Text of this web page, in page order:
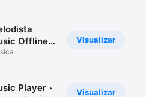
Visualizar
Offline
Visualizar
Player ‣